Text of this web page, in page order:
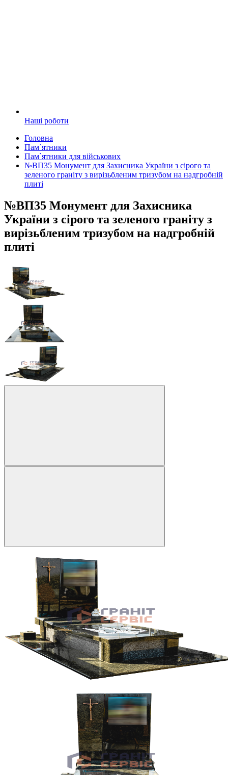
Наші роботи
Головна
Пам`ятники
Пам`ятники для військових
№ВП35 Монумент для Захисника України з сірого та
зеленого граніту з вирізьбленим тризубом на надгробній
плиті
№ВП35 Монумент для Захисника
України з сірого та зеленого граніту з
вирізьбленим тризубом на надгробній
плиті